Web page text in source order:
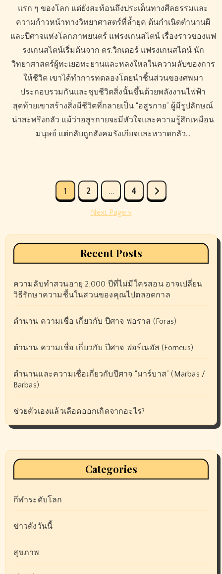
แรก ๆ ของโลก แต่ยังสะท้อนถึงประเด็นทางศีลธรรมและ
ความก้าวหน้าทางวิทยาศาสตร์ที่ล้ำยุค ต้นกำเนิดตำนานผี
และปีศาจแห่งโลกภาพยนตร์ แฟรงเกนสไตน์ เรื่องราวของแฟ
รงเกนสไตน์เริ่มต้นจาก ดร.วิกเตอร์ แฟรงเกนสไตน์ นัก
วิทยาศาสตร์ผู้ทะเยอทะยานและหลงใหลในความลับของการ
ให้ชีวิต เขาได้ทำการทดลองโดยนำชิ้นส่วนของศพมา
ประกอบรวมกันและชุบชีวิตสิ่งนั้นขึ้นด้วยพลังงานไฟฟ้า
สุดท้ายเขาสร้างสิ่งมีชีวิตที่กลายเป็น “อสูรกาย” ผู้มีรูปลักษณ์
น่าสะพรึงกลัว แม้ว่าอสูรกายจะมีหัวใจและความรู้สึกเหมือน
มนุษย์ แต่กลับถูกสังคมรังเกียจและหวาดกลัว…
1 2 … 4
Next Page »
Recent Posts
ความลับทำสวนอายุ 2,000 ปีที่ไม่มีใครสอน อาจเปลี่ยน
วิธีรักษาความชื้นในสวนของคุณไปตลอดกาล
ตำนาน ความเชื่อ เกี่ยวกับ ปีศาจ ฟอราส (Foras)
ตำนาน ความเชื่อ เกี่ยวกับ ปีศาจ ฟอร์เนอัส (Forneus)
ตำนานและความเชื่อเกี่ยวกับปีศาจ “มาร์บาส” (Marbas /
Barbas)
ช่วยตัวเองแล้วเลือดออกเกิดจากอะไร?
Categories
กีฬาระดับโลก
ข่าวดังวันนี้
สุขภาพ